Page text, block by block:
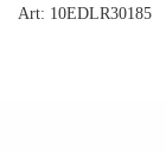
Art: 10EDLR30185